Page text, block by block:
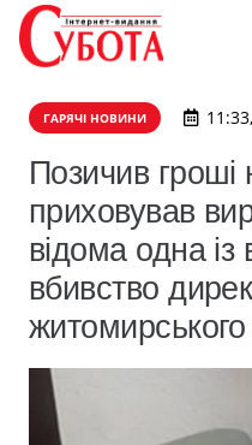
ГАРЯЧІ НОВИНИ
​Позичив гроші
приховував
відома одна із
вбивство